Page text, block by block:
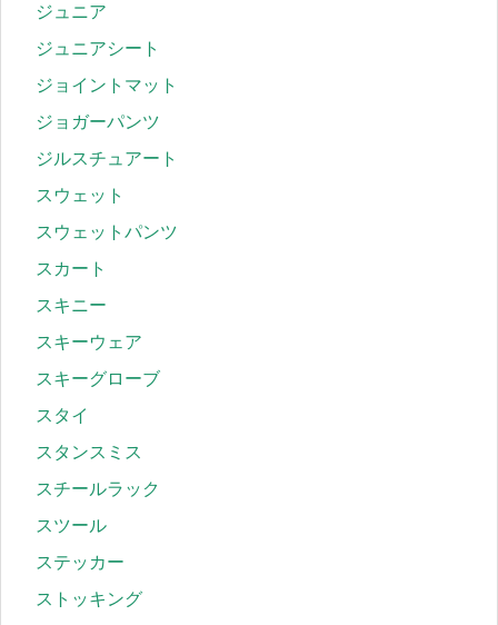
ジュニア
ジュニアシート
ジョイントマット
ジョガーパンツ
ジルスチュアート
スウェット
スウェットパンツ
スカート
スキニー
スキーウェア
スキーグローブ
スタイ
スタンスミス
スチールラック
スツール
ステッカー
ストッキング